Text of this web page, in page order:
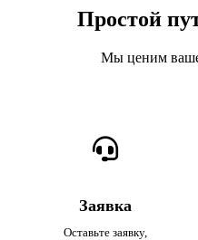
Простой
Мы ценим
Заявка
Оставьте заявку,